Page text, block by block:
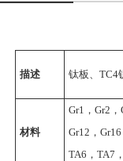
描述 钛板、TC4
材料
Gr1，Gr2，
Gr12，
TA6，TA7